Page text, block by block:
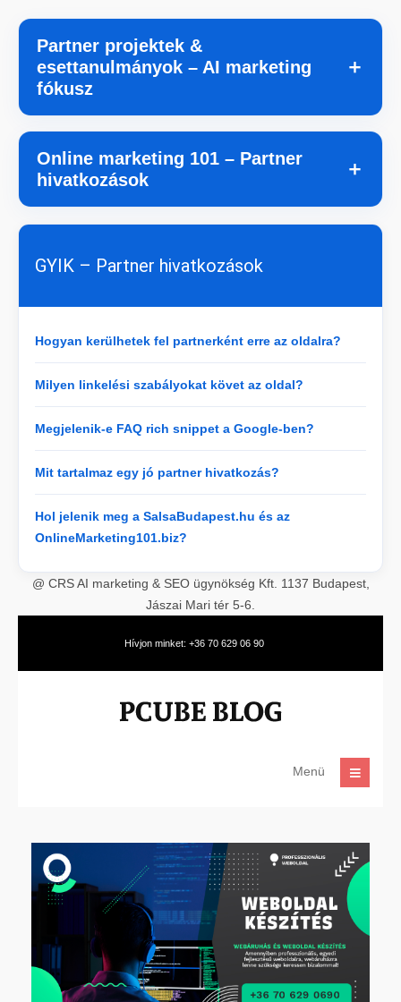
Partner projektek &
esettanulmányok – AI marketing
fókusz
＋
Online marketing 101 – Partner
hivatkozások
＋
GYIK – Partner hivatkozások
Hogyan kerülhetek fel partnerként erre az oldalra?
Milyen linkelési szabályokat követ az oldal?
Megjelenik-e FAQ rich snippet a Google-ben?
Mit tartalmaz egy jó partner hivatkozás?
Hol jelenik meg a SalsaBudapest.hu és az
OnlineMarketing101.biz?
@ CRS AI marketing & SEO ügynökség Kft. 1137 Budapest,
Jászai Mari tér 5-6.
Hívjon minket: +36 70 629 06 90
Menü